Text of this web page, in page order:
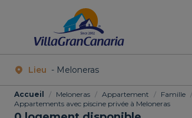
Lieu
Accueil / Meloneras / Appartement / Famille /
Appartements avec piscine privée à Meloneras